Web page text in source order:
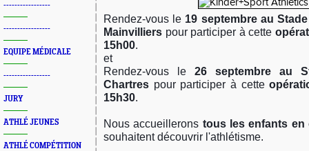
-----------------
-----------------
EQUIPE MÉDICALE
-----------------
JURY
ATHLÉ JEUNES
ATHLÉ COMPÉTITION
Rendez-vous le 19 septembre au
Mainvilliers pour participer à cette
15h00.
et
Rendez-vous le 26 septembre au
Chartres pour participer à cette
15h30.
Nous accueillerons tous les enfants en
souhaitent découvrir l'athlétisme.